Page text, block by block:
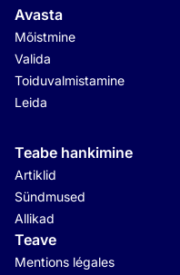
Avasta
Mõistmine
Valida
Toiduvalmistamine
Leida
Teabe hankimine
Artiklid
Sündmused
Allikad
Teave
Mentions légales